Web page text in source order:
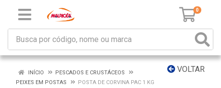
0
VOLTAR
INÍCIO
PESCADOS E CRUSTÁCEOS
PEIXES EM POSTAS
POSTA DE CORVINA PAC 1 KG